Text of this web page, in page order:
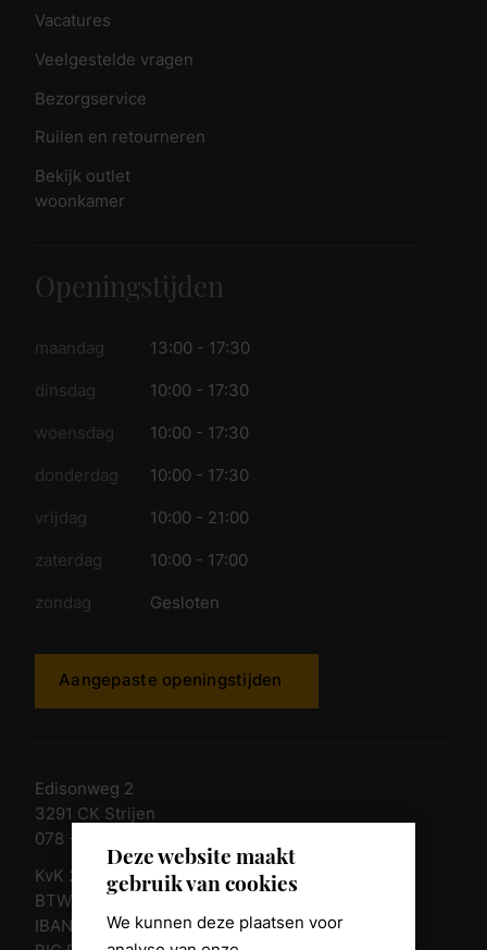
Deze website maakt
gebruik van cookies
We kunnen deze plaatsen voor
Vacatures
Veelgestelde vragen
Bezorgservice
Ruilen en retourneren
Bekijk outlet
woonkamer
Openingstijden
maandag 13:00 - 17:30
dinsdag 10:00 - 17:30
woensdag 10:00 - 17:30
donderdag 10:00 - 17:30
vrijdag 10:00 - 21:00
zaterdag 10:00 - 17:00
zondag Gesloten
Aangepaste openingstijden
Edisonweg 2
3291 CK Strijen
078 - 674 84 85
KvK 23011135
BTW nr. NL 805098938.B.01
IBAN NL10 RABO 0361 8039 58